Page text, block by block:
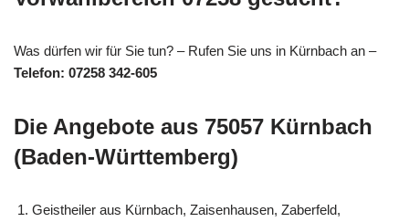
Was dürfen wir für Sie tun? – Rufen Sie uns in Kürnbach an –
Telefon: 07258 342-605
Die Angebote aus 75057 Kürnbach
(Baden-Württemberg)
Geistheiler aus Kürnbach, Zaisenhausen, Zaberfeld,